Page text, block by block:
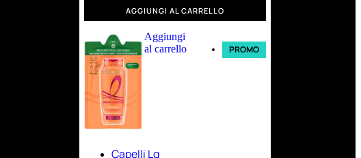
AGGIUNGI AL CARRELLO
Aggiungi
al carrello
PROMO
Capelli Lg